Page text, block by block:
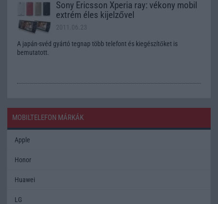
Sony Ericsson Xperia ray: vékony mobil
extrém éles kijelzővel
2011.06.23
A japán-svéd gyártó tegnap több telefont és kiegészítőket is
bemutatott.
MOBILTELEFON MÁRKÁK
Apple
Honor
Huawei
LG